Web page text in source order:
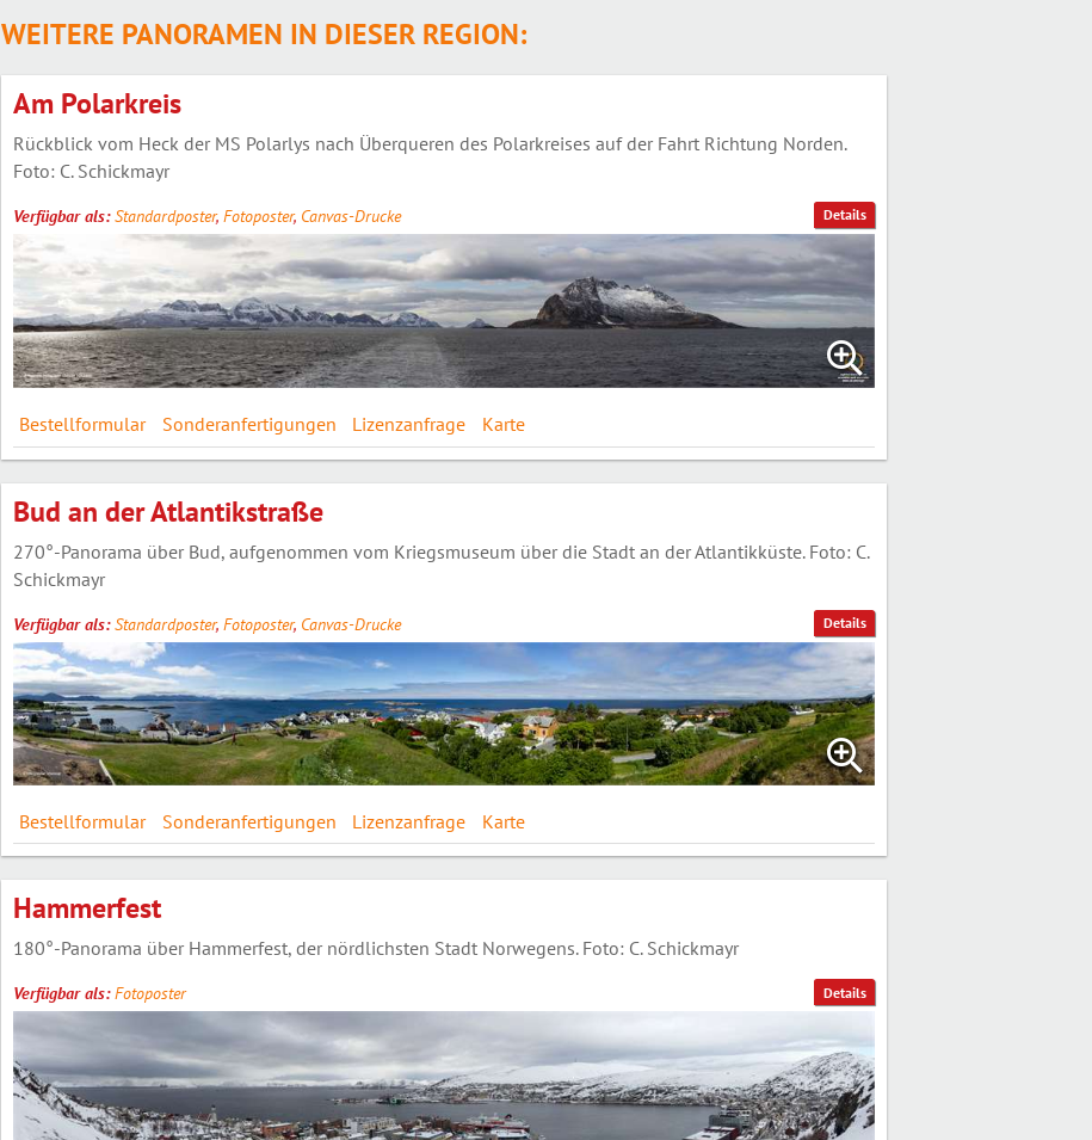
WEITERE PANORAMEN IN DIESER REGION:
Details
Am Polarkreis
Rückblick vom Heck der MS Polarlys nach Überqueren des Polarkreises auf der Fahrt Richtung Norden.
Foto: C. Schickmayr
Verfügbar als:Standardposter, Fotoposter, Canvas-Drucke
Bestellformular Sonderanfertigungen Lizenzanfrage Karte
Details
Bud an der Atlantikstraße
270°-Panorama über Bud, aufgenommen vom Kriegsmuseum über die Stadt an der Atlantikküste. Foto: C.
Schickmayr
Verfügbar als:Standardposter, Fotoposter, Canvas-Drucke
Bestellformular Sonderanfertigungen Lizenzanfrage Karte
Details
Hammerfest
180°-Panorama über Hammerfest, der nördlichsten Stadt Norwegens. Foto: C. Schickmayr
Verfügbar als:Fotoposter